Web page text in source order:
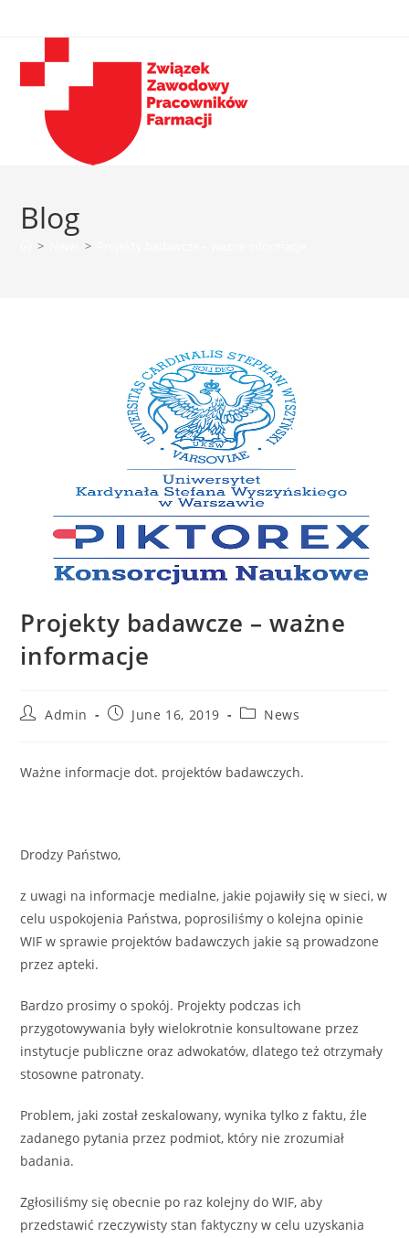
Blog
> >
Projekty badawcze – ważne
informacje
Admin June 16, 2019 News
Ważne informacje dot. projektów badawczych.
Drodzy Państwo,
z uwagi na informacje medialne, jakie pojawiły się w sieci, w
celu uspokojenia Państwa, poprosiliśmy o kolejna opinie
WIF w sprawie projektów badawczych jakie są prowadzone
przez apteki.
Bardzo prosimy o spokój. Projekty podczas ich
przygotowywania były wielokrotnie konsultowane przez
instytucje publiczne oraz adwokatów, dlatego też otrzymały
stosowne patronaty.
Problem, jaki został zeskalowany, wynika tylko z faktu, źle
zadanego pytania przez podmiot, który nie zrozumiał
badania.
Zgłosiliśmy się obecnie po raz kolejny do WIF, aby
przedstawić rzeczywisty stan faktyczny w celu uzyskania